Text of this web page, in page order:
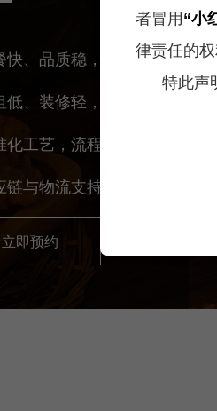
者冒用 “小
律责任的权
特此声
快、品质稳，复购率高
低、装修轻，成本可控
化工艺，流程简单易学
链与物流支持
立即预约
成长，与品牌共同发展壮大。